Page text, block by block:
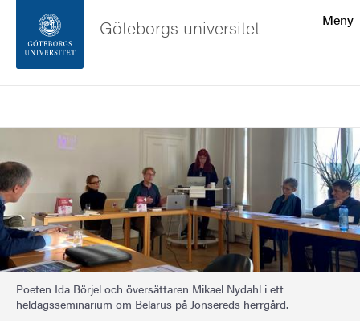
Sidfoten
Om webbplatsen
Meny
Göteborgs universitet
Bild
Poeten Ida Börjel och översättaren Mikael Nydahl i ett
heldagsseminarium om Belarus på Jonsereds herrgård.